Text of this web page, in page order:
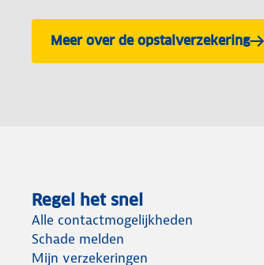
Meer over de opstalverzekering
Regel het snel
Alle contactmogelijkheden
Schade melden
Mijn verzekeringen